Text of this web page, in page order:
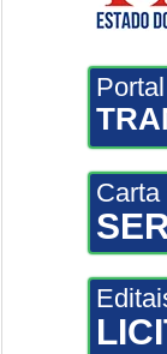
Carta